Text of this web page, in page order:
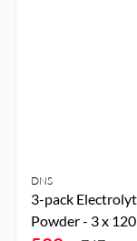
DNS
3-pack
Powder - 3 x